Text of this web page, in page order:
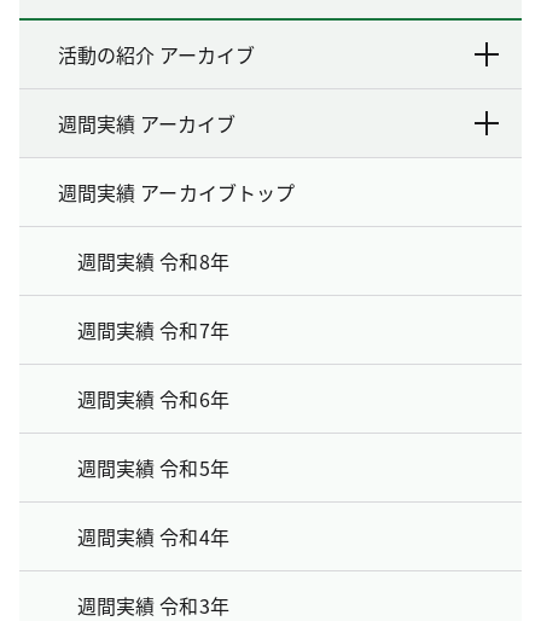
活動の紹介 アーカイブ
週間実績 アーカイブ
週間実績 アーカイブトップ
週間実績 令和8年
週間実績 令和7年
週間実績 令和6年
週間実績 令和5年
週間実績 令和4年
週間実績 令和3年